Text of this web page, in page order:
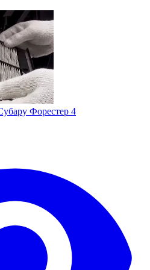
Форестер 4